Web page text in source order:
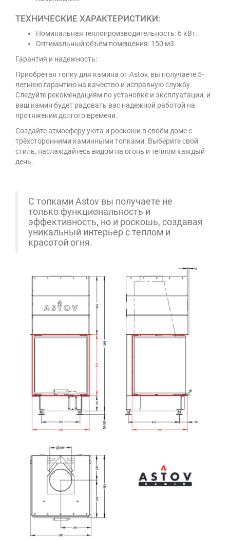
ТЕХНИЧЕСКИЕ ХАРАКТЕРИСТИКИ:
Номинальная теплопроизводительность: 6 кВт.
Оптимальный объём помещения: 150 м3.
Гарантия и надежность:
Приобретая топку для камина от Astov, вы получаете 5-
летнюю гарантию на качество и исправную службу.
Следуйте рекомендациям по установке и эксплуатации, и
ваш камин будет радовать вас надежной работой на
протяжении долгого времени.
Создайте атмосферу уюта и роскоши в своём доме с
трёхсторонними каминными топками. Выберите свой
стиль, наслаждайтесь видом на огонь и теплом каждый
день.
С топками Astov вы получаете не
только функциональность и
эффективность, но и роскошь, создавая
уникальный интерьер с теплом и
красотой огня.